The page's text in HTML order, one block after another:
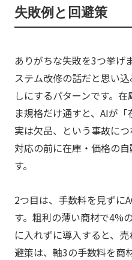
失敗例と回避策
ありがちな失敗を3つ挙げ
ステム改修の話だと思い
しにするパターンです。
ま規格だけ通すと、AIが
実は欠品、という事故に
対応の前に在庫・価格の
す。
2つ目は、手数料を見ずに
す。粗利の薄い商材で4%
に入れずに導入すると、
避策は、軸3の手数料を商